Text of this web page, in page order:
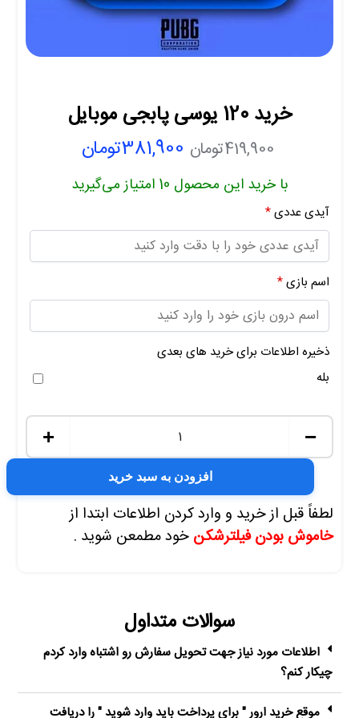
خرید 120 یوسی پابجی موبایل
419,900تومان 381,900تومان
با خرید این محصول 10 امتیاز می‌گیرید
آیدی عددی*
اسم بازی*
ذخیره اطلاعات برای خرید های بعدی
بله
−
+
افزودن به سبد خرید
لطفاً قبل از خرید و وارد کردن اطلاعات ابتدا از
خاموش بودن فیلترشکن خود مطمعن شوید .
سوالات متداول
اطلاعات مورد نیاز جهت تحویل سفارش رو اشتباه وارد کردم
چیکار کنم؟
موقع خرید ارور " برای پرداخت باید وارد شوید " را دریافت